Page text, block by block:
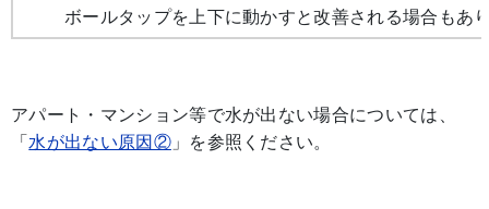
ボールタップを上下に動かすと改善される場合もあ
アパート・マンション等で水が出ない場合については、
「 水が出ない原因②」を参照ください。